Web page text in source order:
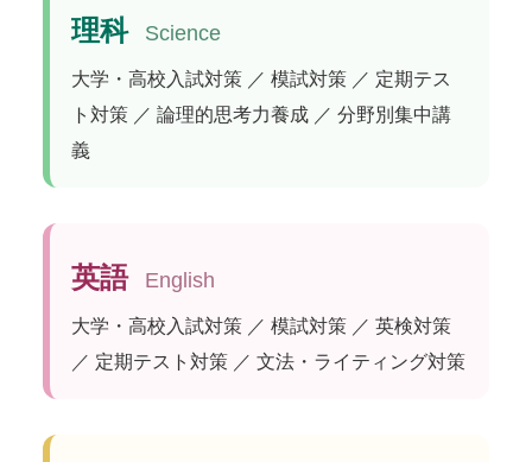
理科 Science
大学・高校入試対策 ／ 模試対策 ／ 定期テス
ト対策 ／ 論理的思考力養成 ／ 分野別集中講
義
英語 English
大学・高校入試対策 ／ 模試対策 ／ 英検対策
／ 定期テスト対策 ／ 文法・ライティング対策